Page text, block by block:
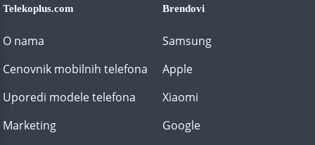
Telekoplus.com
O nama
Cenovnik mobilnih telefona
Uporedi modele telefona
Marketing
Brendovi
Samsung
Apple
Xiaomi
Google